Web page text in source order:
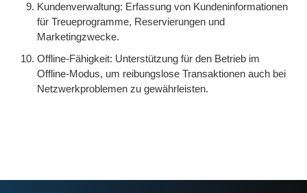
Kundenverwaltung: Erfassung von Kundeninformationen
für Treueprogramme, Reservierungen und
Marketingzwecke.
Offline-Fähigkeit: Unterstützung für den Betrieb im
Offline-Modus, um reibungslose Transaktionen auch bei
Netzwerkproblemen zu gewährleisten.